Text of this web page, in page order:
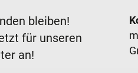
bleiben!
für unseren
an!